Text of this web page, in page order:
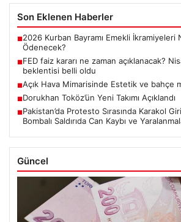
Son Eklenen Haberler
■2026 Kurban Bayramı Emekli İkramiyeleri
Ödenecek?
■FED faiz kararı ne zaman açıklanacak?
beklentisi belli oldu
■Açık Hava Mimarisinde Estetik ve bahçe
■Dorukhan Toköz’ün Yeni Takımı Açıklandı
■Pakistan’da Protesto Sırasında Karakol
Bombalı Saldırıda Can Kaybı ve
Güncel